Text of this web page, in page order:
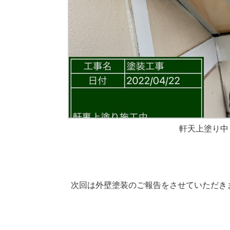
軒天上塗り中
次回は外壁塗装のご報告をさせていただき